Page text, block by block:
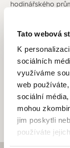
Tato webová
K
sociálních
využíváme
web
sociální
mohou
jim poskytli
používáte
hodinářského
V roce 2007
strojků
Horlogerie at
bohaté
strojky od roku